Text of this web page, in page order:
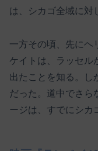
は、シカゴ全域に対
一方その頃、先にヘ
ケイトは、ラッセル
出たことを知る。し
だった。道中でさら
ージは、すでにシカ